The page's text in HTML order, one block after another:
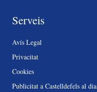
Serveis
Avís Legal
Privacitat
Cookies
Publicitat a Castelldefels al dia